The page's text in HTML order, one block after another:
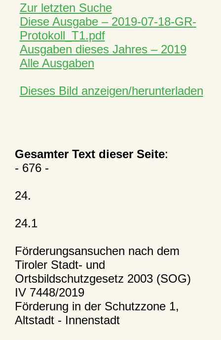
Zur letzten Suche
Diese Ausgabe – 2019-07-18-GR-
Protokoll_T1.pdf
Ausgaben dieses Jahres – 2019
Alle Ausgaben
Dieses Bild anzeigen/herunterladen
Gesamter Text dieser Seite:
- 676 -
24.
24.1
Förderungsansuchen nach dem
Tiroler Stadt- und
Ortsbildschutzgesetz 2003 (SOG)
IV 7448/2019
Förderung in der Schutzzone 1,
Altstadt - Innenstadt